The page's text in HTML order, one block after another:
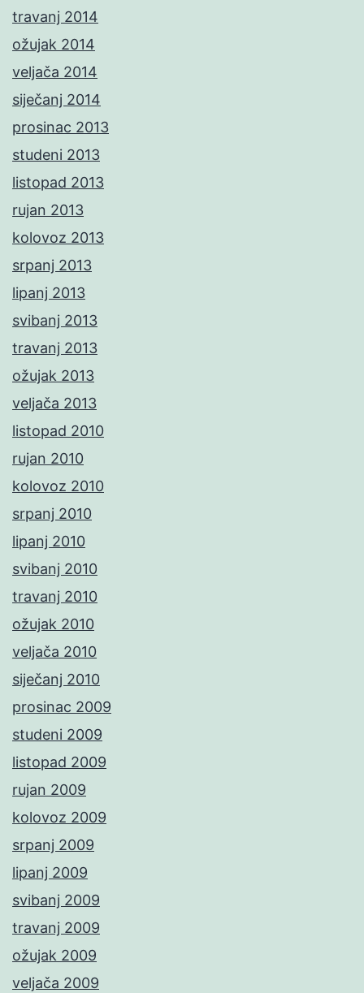
travanj 2014
ožujak 2014
veljača 2014
siječanj 2014
prosinac 2013
studeni 2013
listopad 2013
rujan 2013
kolovoz 2013
srpanj 2013
lipanj 2013
svibanj 2013
travanj 2013
ožujak 2013
veljača 2013
listopad 2010
rujan 2010
kolovoz 2010
srpanj 2010
lipanj 2010
svibanj 2010
travanj 2010
ožujak 2010
veljača 2010
siječanj 2010
prosinac 2009
studeni 2009
listopad 2009
rujan 2009
kolovoz 2009
srpanj 2009
lipanj 2009
svibanj 2009
travanj 2009
ožujak 2009
veljača 2009